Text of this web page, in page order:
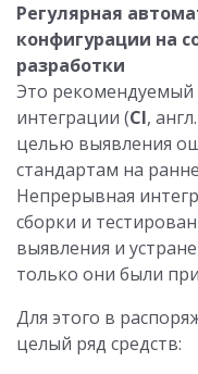
Регулярная
конфигурации на
разработки
Это
интеграции (CI, англ.
целью выявления
стандартам на
Непрерывная
сборки и
выявления и
только они были
Для этого в
целый ряд средств: